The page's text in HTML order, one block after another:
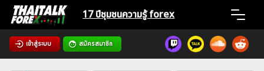
Skip
content
17 ปีชุมชนความรู้ forex
เข้าสู่ระบบ สมัครสมาชิก
Home